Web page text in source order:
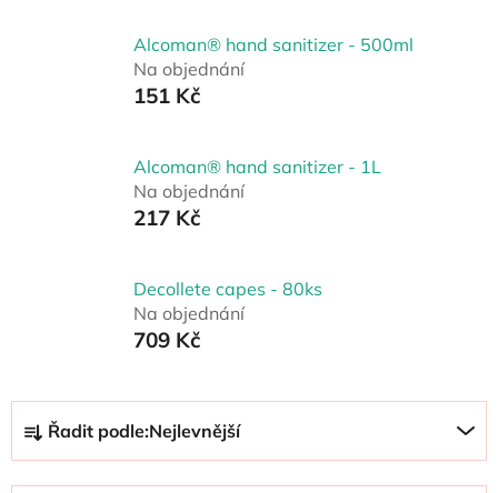
Alcoman® hand sanitizer - 500ml
Na objednání
151 Kč
Alcoman® hand sanitizer - 1L
Na objednání
217 Kč
Decollete capes - 80ks
Na objednání
709 Kč
a
z
Řadit podle:Nejlevnější